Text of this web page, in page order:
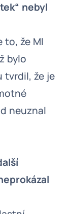
nebyl
to, že MI
bylo
tvrdil, že je
neuznal